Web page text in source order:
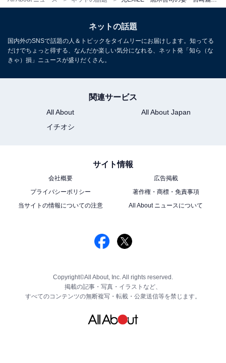
ネットの話題
国内外のSNSで話題の人＆トピックをタイムリーにお届けします。知ってる
だけでちょっと得する、なんだか楽しい気分になれる、ネット発「知ら（な
きゃ）損」ニュースが盛りだくさん。
関連サービス
All About
All About Japan
イチオシ
サイト情報
会社概要
広告掲載
プライバシーポリシー
著作権・商標・免責事項
当サイトの情報についての注意
All About ニュースについて
Copyright©All About, Inc. All rights reserved.
掲載の記事・写真・イラストなど、
すべてのコンテンツの無断複写・転載・公衆送信等を禁じます。